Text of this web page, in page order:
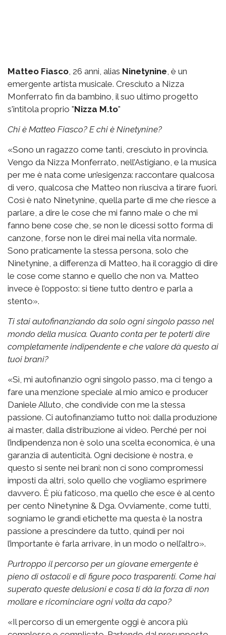
Matteo Fiasco , 26 anni, alias Ninetynine , è un
emergente artista musicale. Cresciuto a Nizza
Monferrato fin da bambino, il suo ultimo progetto
s'intitola proprio "Nizza M.to"
Chi è Matteo Fiasco? E chi è Ninetynine?
«Sono un ragazzo come tanti, cresciuto in provincia.
Vengo da Nizza Monferrato, nell’Astigiano, e la musica
per me è nata come un’esigenza: raccontare qualcosa
di vero, qualcosa che Matteo non riusciva a tirare fuori.
Così è nato Ninetynine, quella parte di me che riesce a
parlare, a dire le cose che mi fanno male o che mi
fanno bene cose che, se non le dicessi sotto forma di
canzone, forse non le direi mai nella vita normale.
Sono praticamente la stessa persona, solo che
Ninetynine, a differenza di Matteo, ha il coraggio di dire
le cose come stanno e quello che non va. Matteo
invece è l’opposto: si tiene tutto dentro e parla a
stento».
Ti stai autofinanziando da solo ogni singolo passo nel
mondo della musica. Quanto conta per te poterti dire
completamente indipendente e che valore dà questo ai
tuoi brani?
«Sì, mi autofinanzio ogni singolo passo, ma ci tengo a
fare una menzione speciale al mio amico e producer
Daniele Alluto, che condivide con me la stessa
passione. Ci autofinanziamo tutto noi: dalla produzione
ai master, dalla distribuzione ai video. Perché per noi
l’indipendenza non è solo una scelta economica, è una
garanzia di autenticità. Ogni decisione è nostra, e
questo si sente nei brani: non ci sono compromessi
imposti da altri, solo quello che vogliamo esprimere
davvero. È più faticoso, ma quello che esce è al cento
per cento Ninetynine & Dga. Ovviamente, come tutti,
sogniamo le grandi etichette ma questa è la nostra
passione a prescindere da tutto, quindi per noi
l’importante è farla arrivare, in un modo o nell’altro».
Purtroppo il percorso per un giovane emergente è
pieno di ostacoli e di figure poco trasparenti. Come hai
superato queste delusioni e cosa ti dà la forza di non
mollare e ricominciare ogni volta da capo?
«Il percorso di un emergente oggi è ancora più